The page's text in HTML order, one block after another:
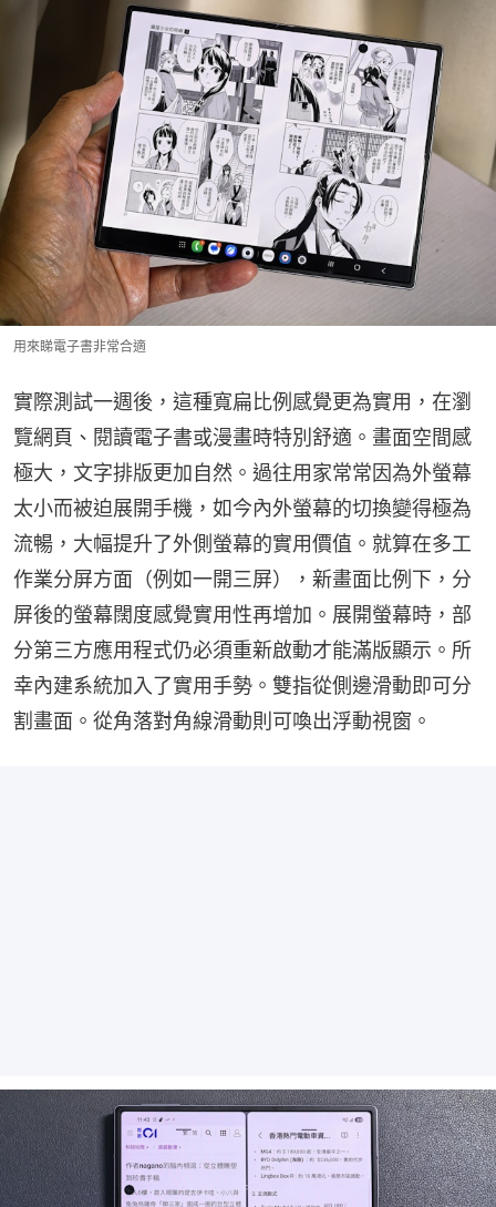
用來睇電子書非常合適
實際測試一週後，這種寬扁比例感覺更為實用，在瀏
覽網頁、閱讀電子書或漫畫時特別舒適。畫面空間感
極大，文字排版更加自然。過往用家常常因為外螢幕
太小而被迫展開手機，如今內外螢幕的切換變得極為
流暢，大幅提升了外側螢幕的實用價值。就算在多工
作業分屏方面（例如一開三屏），新畫面比例下，分
屏後的螢幕闊度感覺實用性再增加。展開螢幕時，部
分第三方應用程式仍必須重新啟動才能滿版顯示。所
幸內建系統加入了實用手勢。雙指從側邊滑動即可分
割畫面。從角落對角線滑動則可喚出浮動視窗。